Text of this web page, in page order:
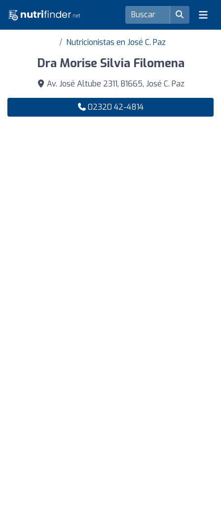
Nutricionistas en José C. Paz
Dra Morise Silvia Filomena
Av. José Altube 2311, B1665, José C. Paz
02320 42-4814